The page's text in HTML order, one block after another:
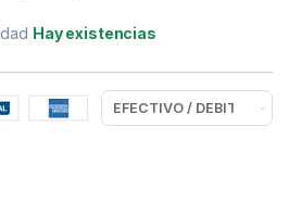
Hay existencias